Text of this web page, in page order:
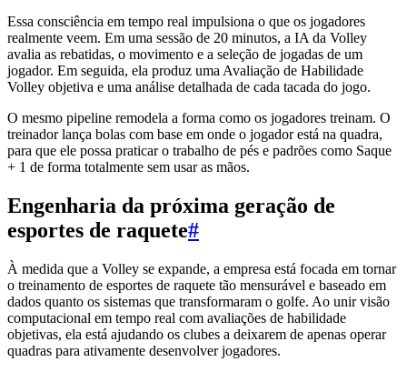
Essa consciência em tempo real impulsiona o que os jogadores
realmente veem. Em uma sessão de 20 minutos, a IA da Volley
avalia as rebatidas, o movimento e a seleção de jogadas de um
jogador. Em seguida, ela produz uma Avaliação de Habilidade
Volley objetiva e uma análise detalhada de cada tacada do jogo.
O mesmo pipeline remodela a forma como os jogadores treinam. O
treinador lança bolas com base em onde o jogador está na quadra,
para que ele possa praticar o trabalho de pés e padrões como Saque
+ 1 de forma totalmente sem usar as mãos.
Engenharia da próxima geração de
esportes de raquete#
À medida que a Volley se expande, a empresa está focada em tornar
o treinamento de esportes de raquete tão mensurável e baseado em
dados quanto os sistemas que transformaram o golfe. Ao unir visão
computacional em tempo real com avaliações de habilidade
objetivas, ela está ajudando os clubes a deixarem de apenas operar
quadras para ativamente desenvolver jogadores.